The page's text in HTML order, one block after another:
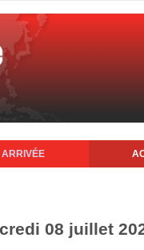
ARRIVÉE
08 juillet